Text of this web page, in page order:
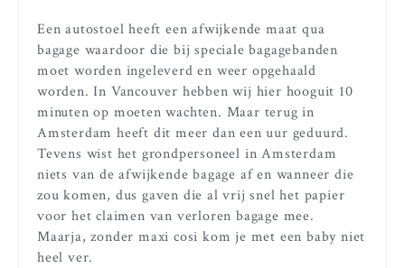
Een autostoel heeft een afwijkende maat qua
bagage waardoor die bij speciale bagagebanden
moet worden ingeleverd en weer opgehaald
worden. In Vancouver hebben wij hier hooguit 10
minuten op moeten wachten. Maar terug in
Amsterdam heeft dit meer dan een uur geduurd.
Tevens wist het grondpersoneel in Amsterdam
niets van de afwijkende bagage af en wanneer die
zou komen, dus gaven die al vrij snel het papier
voor het claimen van verloren bagage mee.
Maarja, zonder maxi cosi kom je met een baby niet
heel ver.